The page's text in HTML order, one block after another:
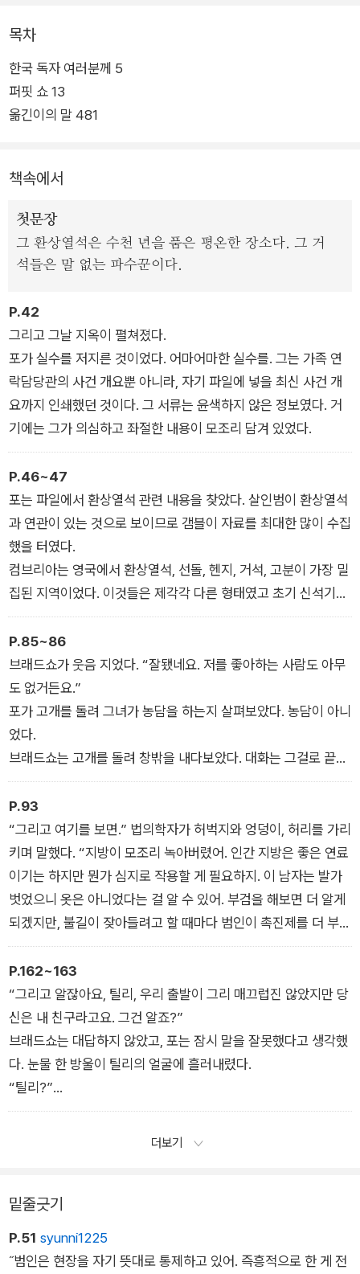
서, M. W. 크레이븐의 시리즈가 영미권 범죄문학 독자들의 마음
을 단숨에 사로잡았음을 증명했다.
영국 컴브리아 지역의 선사 유물 ‘환상열석’에서 발견된 불에 타
죽은 시신들. 언론은 이 연쇄살인범을 ‘이멀레이션 맨’이라고 부
포’의 이름과 숫자 5가 새겨져 있던 것. 섹션은 포가 다섯 번째 희
생자가 될 수도 있다는 판단 아래 포의 업무 복귀를 결정한다. 하
지만 곧이어 이멀레이션 맨의 네 번째 피해자가 발견되고야 마는
데…….
목차
한국 독자 여러분께 5
퍼핏 쇼 13
옮긴이의 말 481
책속에서
첫문장
그 환상열석은 수천 년을 품은 평온한 장소다. 그 거
석들은 말 없는 파수꾼이다.
P.42
그리고 그날 지옥이 펼쳐졌다.
포가 실수를 저지른 것이었다. 어마어마한 실수를. 그는 가족 연
락담당관의 사건 개요뿐 아니라, 자기 파일에 넣을 최신 사건 개
요까지 인쇄했던 것이다. 그 서류는 윤색하지 않은 정보였다. 거
기에는 그가 의심하고 좌절한 내용이 모조리 담겨 있었다.
P.46~47
포는 파일에서 환상열석 관련 내용을 찾았다. 살인범이 환상열석
과 연관이 있는 것으로 보이므로 갬블이 자료를 최대한 많이 수집
했을 터였다.
컴브리아는 영국에서 환상열석, 선돌, 헨지, 거석, 고분이 가장 밀
집된 지역이었다. 이것들은 제각각 다른 형태였고 초기 신석기부
터 청동기에 이르기까지 넓은 기간을 아울렀다. 어떤 것은 타원형
이었고 어떤 것은 원형이었으며, 어떤 돌은 분홍색 화강암인 반면
어떤 돌은 점판암이었다.
P.85~86
브래드쇼가 웃음 지었다. “잘됐네요. 저를 좋아하는 사람도 아무
도 없거든요.”
포가 고개를 돌려 그녀가 농담을 하는지 살펴보았다. 농담이 아니
었다.
브래드쇼는 고개를 돌려 창밖을 내다보았다. 대화는 그걸로 끝이
었다.
포는 거울로 플린을 흘긋 보았다. 당황해서 얼굴이 빨갛게 달아올
라 있었다. 그는 윙크를 해 나쁜 감정이 없다는 걸 보여주었다. 머
틸다 브래드쇼가 마음에 들기 시작했다.
P.93
“그리고 여기를 보면.” 법의학자가 허벅지와 엉덩이, 허리를 가리
키며 말했다. “지방이 모조리 녹아버렸어. 인간 지방은 좋은 연료
이기는 하지만 뭔가 심지로 작용할 게 필요하지. 이 남자는 발가
벗었으니 옷은 아니었다는 걸 알 수 있어. 부검을 해보면 더 알게
되겠지만, 불길이 잦아들려고 할 때마다 범인이 촉진제를 더 부었
을 거라고 추측하네.”
“얼마나 걸립니까?”
“죽기까지?”
포는 고개를 저었다. “이렇게 되기까지요.”
P.162~163
“그리고 알잖아요, 틸리, 우리 출발이 그리 매끄럽진 않았지만 당
신은 내 친구라고요. 그건 알죠?”
브래드쇼는 대답하지 않았고, 포는 잠시 말을 잘못했다고 생각했
다. 눈물 한 방울이 틸리의 얼굴에 흘러내렸다.
“틸리?”
“나 한 번도 친구가 없었어요.” 틸리가 말했다.
포는 할 말을 도무지 생각해낼 수가 없어서 이렇게 말하고 말았
“아무튼 이제 다음에는 당신이 날 구할 차례예요.”
더보기
밑줄긋기
P.51 syunni1225
˝범인은 현장을 자기 뜻대로 통제하고 있어. 즉흥적으로 한 게 전